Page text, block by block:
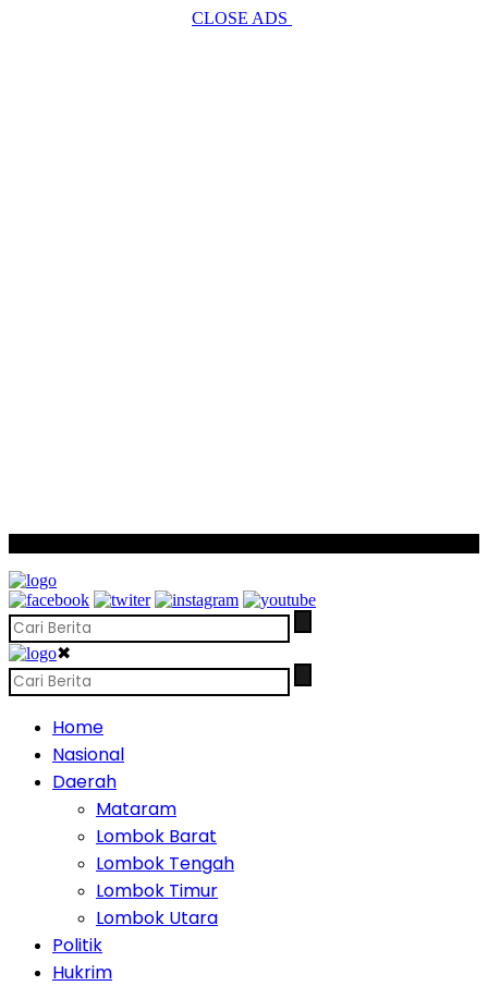
CLOSE ADS
✖
Home
Nasional
Daerah
Mataram
Lombok Barat
Lombok Tengah
Lombok Timur
Lombok Utara
Politik
Hukrim